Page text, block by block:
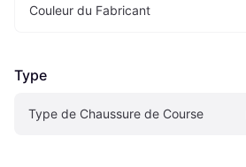
Couleur du Fabricant
Type
Type de Chaussure de Course